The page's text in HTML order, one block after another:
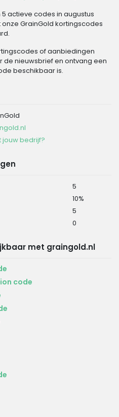
actieve codes in augustus
GrainGold kortingscodes
of aanbiedingen
de nieuwsbrief en ontvang een
beschikbaar is.
jouw bedrijf?
5
10%
5
0
met graingold.nl
code